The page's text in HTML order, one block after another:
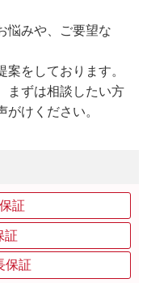
悩みや、ご要望な
をしております。
まずは相談したい方
けください。
証
証
保証